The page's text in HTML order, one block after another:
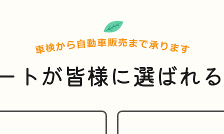
トが皆様に選ばれ